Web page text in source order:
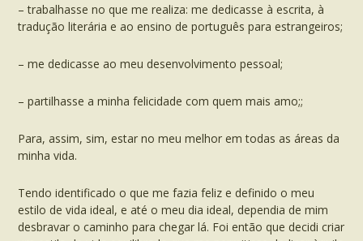
– trabalhasse no que me realiza: me dedicasse à escrita, à
tradução literária e ao ensino de português para estrangeiros;
– me dedicasse ao meu desenvolvimento pessoal;
– partilhasse a minha felicidade com quem mais amo;;
Para, assim, sim, estar no meu melhor em todas as áreas da
minha vida.
Tendo identificado o que me fazia feliz e definido o meu
estilo de vida ideal, e até o meu dia ideal, dependia de mim
desbravar o caminho para chegar lá. Foi então que decidi criar